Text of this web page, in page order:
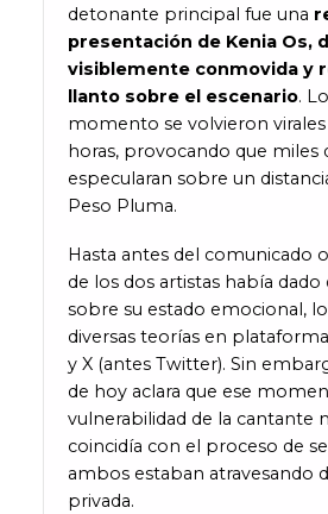
detonante principal fue una
presentación de Kenia Os,
visiblemente conmovida y
llanto sobre el escenario.
momento se volvieron
horas, provocando que miles
especularan sobre un
Peso Pluma.
Hasta antes del comunicado
de los dos artistas había dado
sobre su estado emocional,
diversas teorías en
y X (antes Twitter). Sin
de hoy aclara que ese
vulnerabilidad de la cantante
coincidía con el proceso de
ambos estaban atravesando
privada.